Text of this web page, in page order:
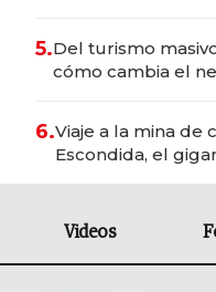
5.Del turismo
cómo cambia el
6.Viaje a la mina de
Escondida, el
Videos